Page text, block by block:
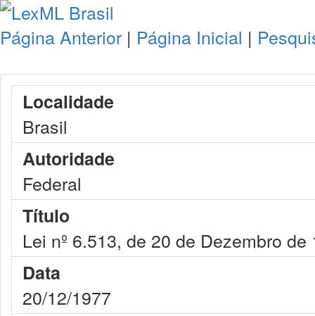
Página Anterior | Página Inicial |
Localidade
Brasil
Autoridade
Federal
Título
Lei nº 6.513, de 20 de Dezembro de
Data
20/12/1977